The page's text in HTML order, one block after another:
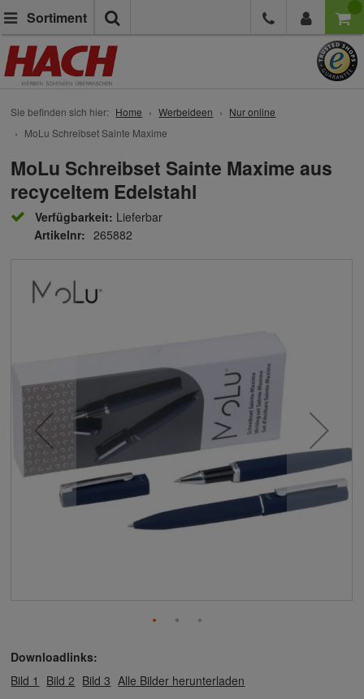
Sortiment
Sie befinden sich hier: Home Werbeideen
Nur online
MoLu Schreibset Sainte Maxime
MoLu Schreibset Sainte Maxime aus
recyceltem Edelstahl
Verfügbarkeit: Lieferbar
Artikelnr: 265882
Downloadlinks:
Bild 1
Bild 2 Bild 3 Alle Bilder herunterladen